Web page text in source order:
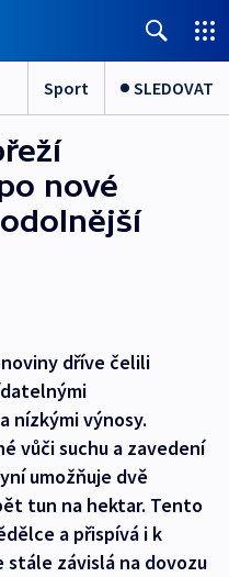
Sport SLEDOVAT
nové
dříve čelili
nízkými výnosy.
vůči suchu a zavedení
umožňuje dvě
tun na hektar. Tento
a přispívá i k
závislá na dovozu